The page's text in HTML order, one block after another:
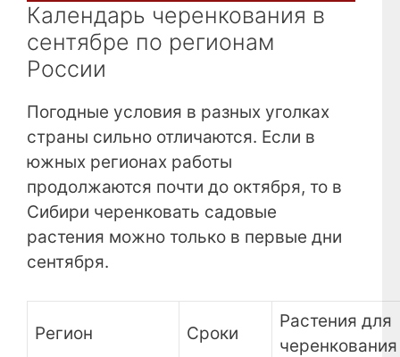
Календарь черенкования в
сентябре по регионам
России
Погодные условия в разных уголках
страны сильно отличаются. Если в
южных регионах работы
продолжаются почти до октября, то в
Сибири черенковать садовые
растения можно только в первые дни
сентября.
Регион Сроки
Растения для
черенкования